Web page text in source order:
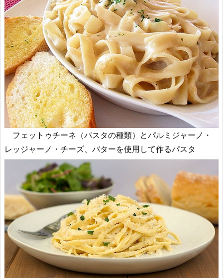
フェットゥチーネ（パスタの種類）とパルミジャーノ・
レッジャーノ・チーズ、バターを使用して作るパスタ